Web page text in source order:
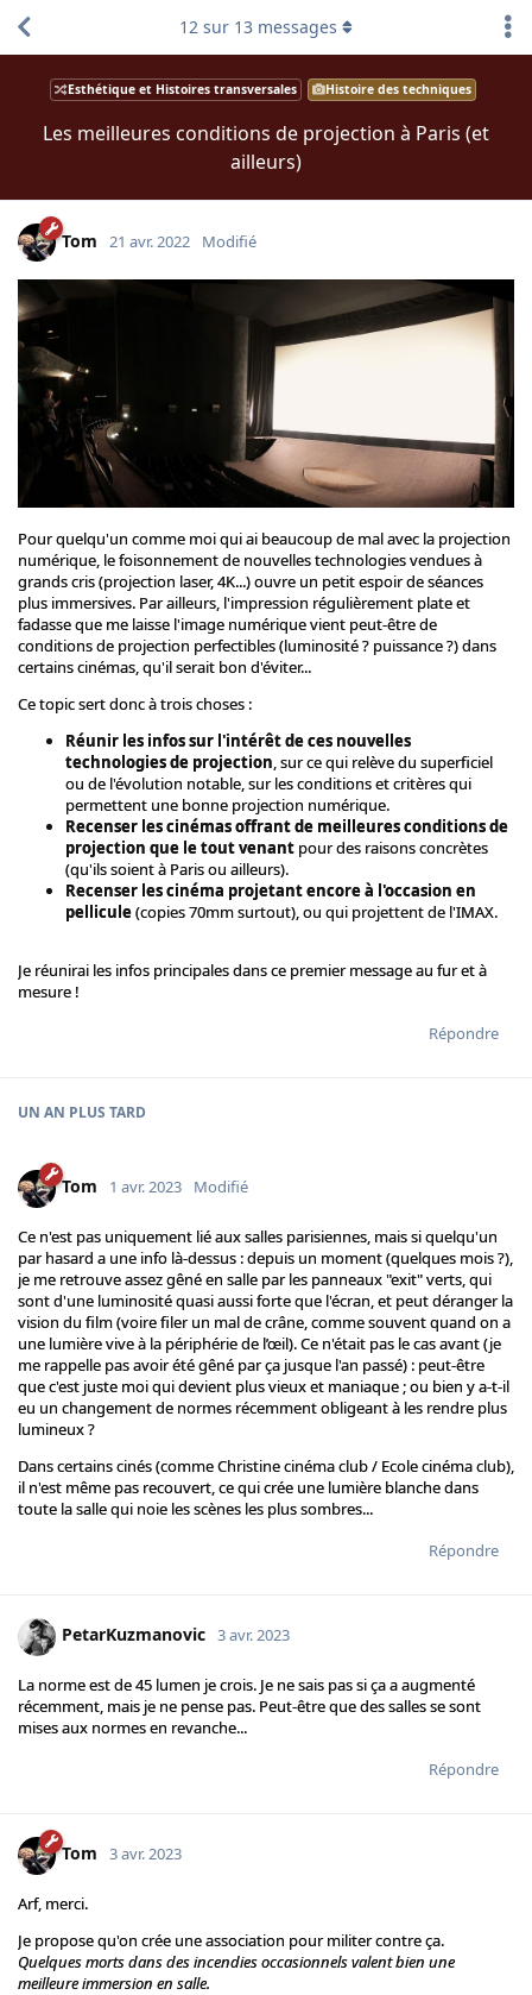
Esthétique et Histoires transversales Histoire des techniques
Les meilleures conditions de projection à Paris (et
ailleurs)
12 sur 13 messages
Tom 21 avr. 2022 Modifié
Pour quelqu'un comme moi qui ai beaucoup de mal avec la projection
numérique, le foisonnement de nouvelles technologies vendues à
grands cris (projection laser, 4K...) ouvre un petit espoir de séances
plus immersives. Par ailleurs, l'impression régulièrement plate et
fadasse que me laisse l'image numérique vient peut-être de
conditions de projection perfectibles (luminosité ? puissance ?) dans
certains cinémas, qu'il serait bon d'éviter...
Ce topic sert donc à trois choses :
Réunir les infos sur l'intérêt de ces nouvelles
technologies de projection , sur ce qui relève du superficiel
ou de l'évolution notable, sur les conditions et critères qui
permettent une bonne projection numérique.
Recenser les cinémas offrant de meilleures conditions de
projection que le tout venant pour des raisons concrètes
(qu'ils soient à Paris ou ailleurs).
Recenser les cinéma projetant encore à l'occasion en
pellicule(copies 70mm surtout), ou qui projettent de l'IMAX.
Je réunirai les infos principales dans ce premier message au fur et à
mesure !
Répondre
UN AN PLUS TARD
Tom 1 avr. 2023 Modifié
Ce n'est pas uniquement lié aux salles parisiennes, mais si quelqu'un
par hasard a une info là-dessus : depuis un moment (quelques mois ?),
je me retrouve assez gêné en salle par les panneaux "exit" verts, qui
sont d'une luminosité quasi aussi forte que l'écran, et peut déranger la
vision du film (voire filer un mal de crâne, comme souvent quand on a
une lumière vive à la périphérie de l’œil). Ce n'était pas le cas avant (je
me rappelle pas avoir été gêné par ça jusque l'an passé) : peut-être
que c'est juste moi qui devient plus vieux et maniaque ; ou bien y a-t-il
eu un changement de normes récemment obligeant à les rendre plus
lumineux ?
Dans certains cinés (comme Christine cinéma club / Ecole cinéma club),
il n'est même pas recouvert, ce qui crée une lumière blanche dans
toute la salle qui noie les scènes les plus sombres...
Répondre
PetarKuzmanovic 3 avr. 2023
La norme est de 45 lumen je crois. Je ne sais pas si ça a augmenté
récemment, mais je ne pense pas. Peut-être que des salles se sont
mises aux normes en revanche...
Répondre
Tom 3 avr. 2023
Arf, merci.
Je propose qu'on crée une association pour militer contre ça.
Quelques morts dans des incendies occasionnels valent bien une
meilleure immersion en salle.